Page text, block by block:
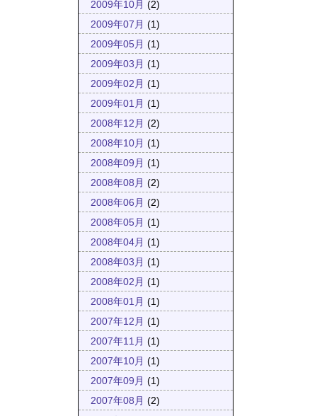
2009年10月 (2)
2009年07月 (1)
2009年05月 (1)
2009年03月 (1)
2009年02月 (1)
2009年01月 (1)
2008年12月 (2)
2008年10月 (1)
2008年09月 (1)
2008年08月 (2)
2008年06月 (2)
2008年05月 (1)
2008年04月 (1)
2008年03月 (1)
2008年02月 (1)
2008年01月 (1)
2007年12月 (1)
2007年11月 (1)
2007年10月 (1)
2007年09月 (1)
2007年08月 (2)